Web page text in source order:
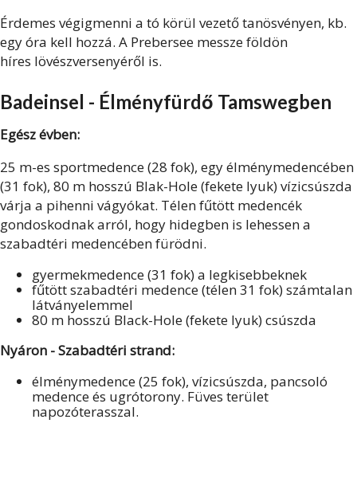
Érdemes végigmenni a tó körül vezető tanösvényen, kb.
egy óra kell hozzá. A Prebersee messze földön
híres lövészversenyéről is.
Badeinsel - Élményfürdő Tamswegben
Egész évben:
25 m-es sportmedence (28 fok), egy élménymedencében
(31 fok), 80 m hosszú Blak-Hole (fekete lyuk) vízicsúszda
várja a pihenni vágyókat. Télen fűtött medencék
gondoskodnak arról, hogy hidegben is lehessen a
szabadtéri medencében fürödni.
gyermekmedence (31 fok) a legkisebbeknek
fűtött szabadtéri medence (télen 31 fok) számtalan
látványelemmel
80 m hosszú Black-Hole (fekete lyuk) csúszda
Nyáron - Szabadtéri strand:
élménymedence (25 fok), vízicsúszda, pancsoló
medence és ugrótorony. Füves terület
napozóterasszal.